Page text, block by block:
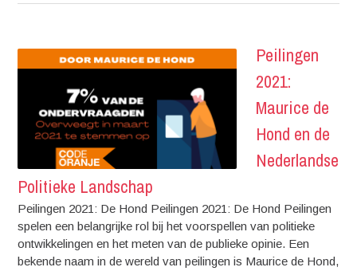
Peilingen
2021:
Maurice de
Hond en de
Nederlandse
Politieke Landschap
Peilingen 2021: De Hond Peilingen 2021: De Hond Peilingen
spelen een belangrijke rol bij het voorspellen van politieke
ontwikkelingen en het meten van de publieke opinie. Een
bekende naam in de wereld van peilingen is Maurice de Hond,